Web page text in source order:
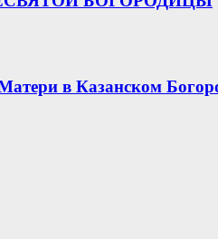
в Казанском